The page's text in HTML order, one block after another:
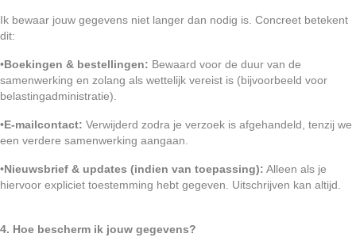
Ik bewaar jouw gegevens niet langer dan nodig is. Concreet betekent
dit:
•Boekingen & bestellingen: Bewaard voor de duur van de
samenwerking en zolang als wettelijk vereist is (bijvoorbeeld voor
belastingadministratie).
•E-mailcontact: Verwijderd zodra je verzoek is afgehandeld, tenzij we
een verdere samenwerking aangaan.
•Nieuwsbrief & updates (indien van toepassing): Alleen als je
hiervoor expliciet toestemming hebt gegeven. Uitschrijven kan altijd.
4. Hoe bescherm ik jouw gegevens?